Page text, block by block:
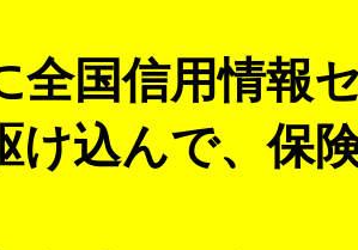
国信用情報
け込んで、保